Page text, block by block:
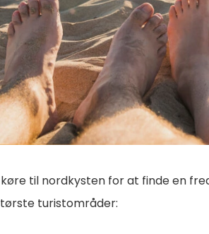
til nordkysten for at finde en
turistområder: